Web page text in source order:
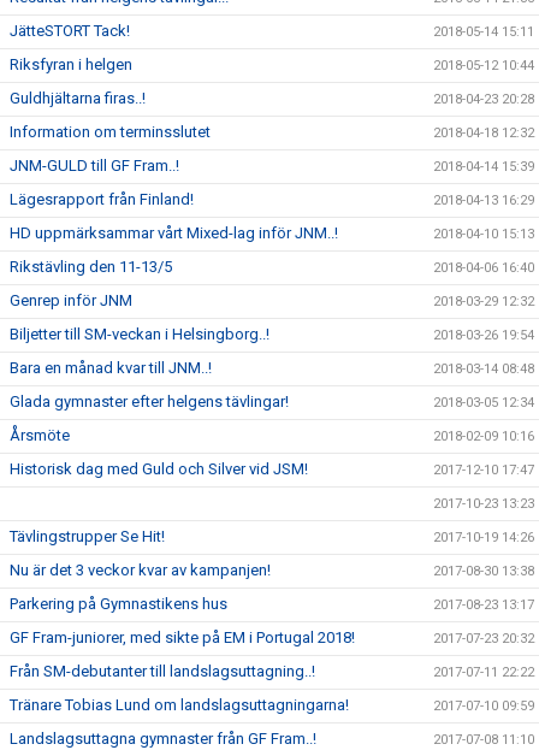
JätteSTORT Tack! 2018-05-14 15:11
Riksfyran i helgen 2018-05-12 10:44
Guldhjältarna firas..! 2018-04-23 20:28
Information om terminsslutet 2018-04-18 12:32
JNM-GULD till GF Fram..! 2018-04-14 15:39
Lägesrapport från Finland! 2018-04-13 16:29
HD uppmärksammar vårt Mixed-lag inför JNM..! 2018-04-10 15:13
Rikstävling den 11-13/5 2018-04-06 16:40
Genrep inför JNM 2018-03-29 12:32
Biljetter till SM-veckan i Helsingborg..! 2018-03-26 19:54
Bara en månad kvar till JNM..! 2018-03-14 08:48
Glada gymnaster efter helgens tävlingar! 2018-03-05 12:34
Årsmöte 2018-02-09 10:16
Historisk dag med Guld och Silver vid JSM! 2017-12-10 17:47
2017-10-23 13:23
Tävlingstrupper Se Hit! 2017-10-19 14:26
Nu är det 3 veckor kvar av kampanjen! 2017-08-30 13:38
Parkering på Gymnastikens hus 2017-08-23 13:17
GF Fram-juniorer, med sikte på EM i Portugal 2018! 2017-07-23 20:32
Från SM-debutanter till landslagsuttagning..! 2017-07-11 22:22
Tränare Tobias Lund om landslagsuttagningarna! 2017-07-10 09:59
Landslagsuttagna gymnaster från GF Fram..! 2017-07-08 11:10